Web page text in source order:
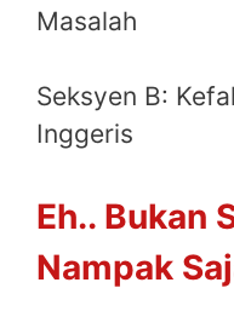
Masalah
Seksyen B:
Inggeris
Eh.. Bukan
Nampak